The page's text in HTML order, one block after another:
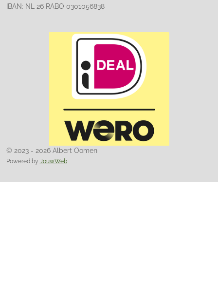
IBAN: NL 26 RABO 0301056838
© 2023 - 2026 Albert Oomen
Powered by JouwWeb